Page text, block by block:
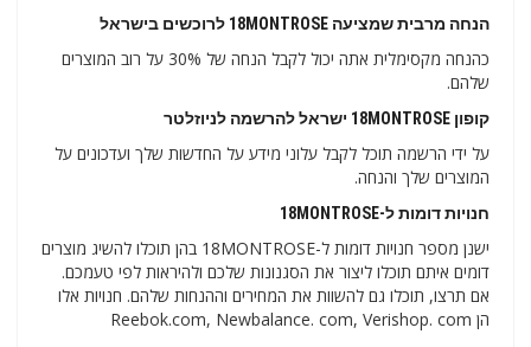
הנחה מרבית שמציעה 18MONTROSE לרוכשים בישראל
כהנחה מקסימלית אתה יכול לקבל הנחה של 30% על רוב המוצרים
שלהם.
קופון 18MONTROSE ישראל להרשמה לניוזלטר
על ידי הרשמה תוכל לקבל עלוני מידע על החדשות שלך ועדכונים על
המוצרים שלך והנחה.
חנויות דומות ל-18MONTROSE
ישנן מספר חנויות דומות ל-18MONTROSE בהן תוכלו להשיג מוצרים
דומים איתם תוכלו ליצור את הסגנונות שלכם ולהיראות לפי טעמכם.
אם תרצו, תוכלו גם להשוות את המחירים וההנחות שלהם. חנויות אלו
הן Reebok.com, Newbalance. com, Verishop. com